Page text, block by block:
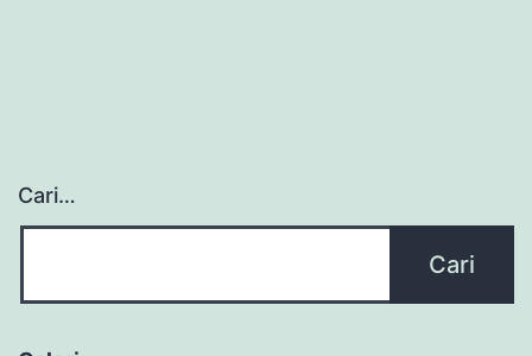
Cari…